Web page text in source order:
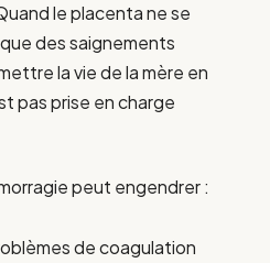
le placenta ne se
des saignements
la vie de la mère en
pas prise en charge
peut engendrer :
de coagulation